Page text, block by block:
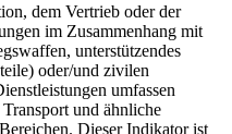
dem Vertrieb oder der
im Zusammenhang mit
unterstützendes
oder/und zivilen
umfassen
und ähnliche
Dieser Indikator ist